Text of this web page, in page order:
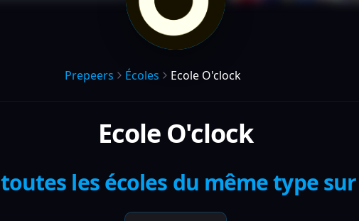
Prepeers Écoles Ecole O'clock
Ecole O'clock
toutes les écoles du même type